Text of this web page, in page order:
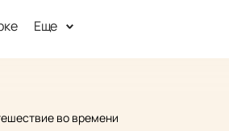
Еще
во времени